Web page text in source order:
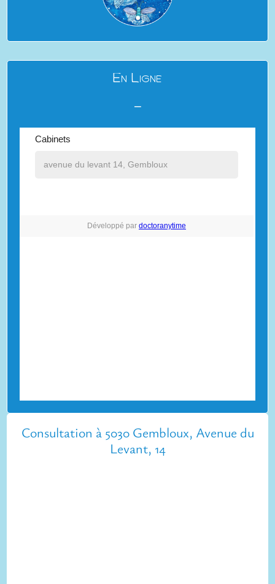
En Ligne
Consultation à 5030 Gembloux, Avenue du
Levant, 14